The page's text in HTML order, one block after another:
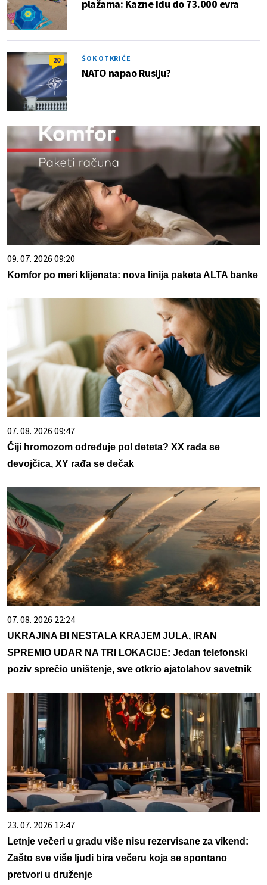
plažama: Kazne idu do 73.000 evra
20 ŠOK OTKRIĆE
NATO napao Rusiju?
09. 07. 2026 09:20
Komfor po meri klijenata: nova linija paketa ALTA banke
07. 08. 2026 09:47
Čiji hromozom određuje pol deteta? XX rađa se
devojčica, XY rađa se dečak
07. 08. 2026 22:24
UKRAJINA BI NESTALA KRAJEM JULA, IRAN
SPREMIO UDAR NA TRI LOKACIJE: Jedan telefonski
poziv sprečio uništenje, sve otkrio ajatolahov savetnik
23. 07. 2026 12:47
Letnje večeri u gradu više nisu rezervisane za vikend:
Zašto sve više ljudi bira večeru koja se spontano
pretvori u druženje